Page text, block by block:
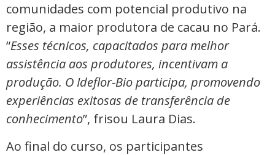
comunidades com potencial produtivo na
região, a maior produtora de cacau no Pará.
“Esses técnicos, capacitados para melhor
assistência aos produtores, incentivam a
produção. O Ideflor-Bio participa, promovendo
experiências exitosas de transferência de
conhecimento”, frisou Laura Dias.
Ao final do curso, os participantes